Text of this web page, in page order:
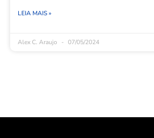
LEIA MAIS »
Alex C. Araujo 07/05/2024